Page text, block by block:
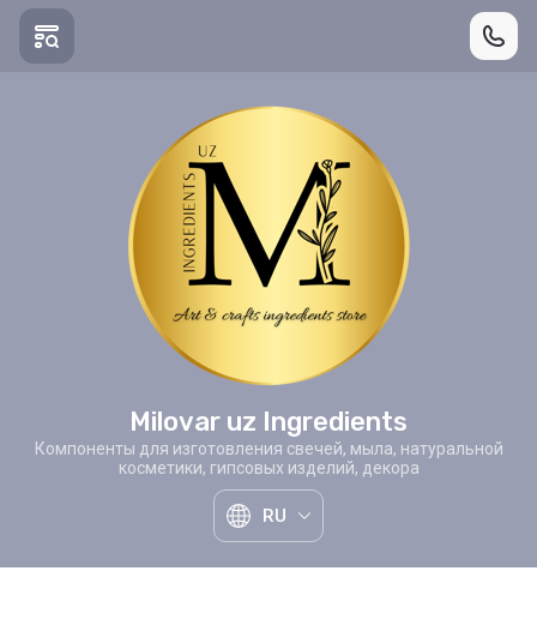
Milovar uz Ingredients
Компоненты для изготовления свечей, мыла, натуральной
косметики, гипсовых изделий, декора
RU